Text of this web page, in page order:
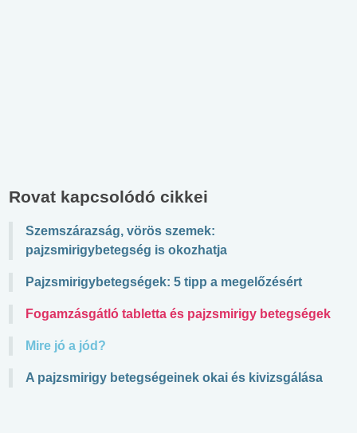
Rovat kapcsolódó cikkei
Szemszárazság, vörös szemek:
pajzsmirigybetegség is okozhatja
Pajzsmirigybetegségek: 5 tipp a megelőzésért
Fogamzásgátló tabletta és pajzsmirigy betegségek
Mire jó a jód?
A pajzsmirigy betegségeinek okai és kivizsgálása